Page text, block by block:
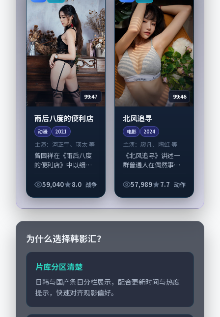
围绕当代都市中...
99:47
雨后八度的便利店
动漫 2021
主演： 河正宇、瑛太 等
曾国祥在《雨后八度
的便利店》中以细腻
力，河正宇、瑛太领
影片拍摄及后期主要
在日本完成制作协
同，2021-04-...
59,040 8.0 战争
99:46
北风追寻
电影 2024
主演：廖凡、陶虹 等
《北风追寻》讲述一
群普通人在偶然事件
的故事，动作类型元
非噱头。导演庵野秀
明擅长留白叙事，廖
凡、陶虹的情感拿捏...
57,989 7.7 动作
为什么选择韩影汇？
片库分区清楚
日韩与国产条目分栏展示，配合更新时间与热度
提示，快速对齐观影偏好。